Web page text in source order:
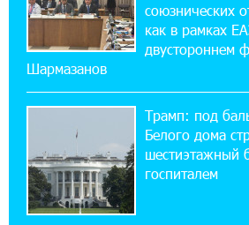
12:17:04 23-07-2026
Против кого
Аршак Карапетян
12:04:45 23-07-2026
При поддержке Ucom в
Вайка установлена
электростанция мощностью 15 кВт
20:50:22 22-07-2026
Новые финансовые
союзнических
как в рамках
двустороннем
Шармазанов
Трамп: под
Белого дома
шестиэтажный
госпиталем